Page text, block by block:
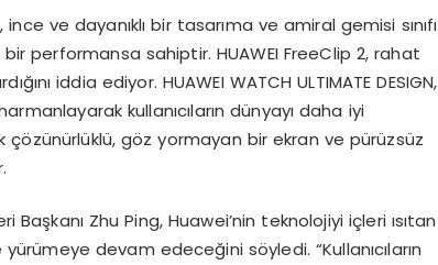
ve dayanıklı bir tasarıma ve amiral gemisi sınıfı
performansa sahiptir. HUAWEI FreeClip 2, rahat
iddia ediyor. HUAWEI WATCH ULTIMATE DESIGN,
kullanıcıların dünyayı daha iyi
çözünürlüklü, göz yormayan bir ekran ve pürüzsüz
Zhu Ping, Huawei’nin teknolojiyi içleri ısıtan
devam edeceğini söyledi. “Kullanıcıların